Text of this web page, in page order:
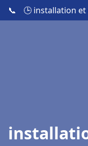
📞 🕒 installation